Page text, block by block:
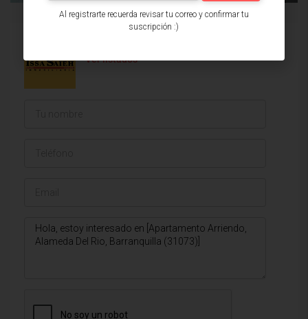
Ver listados
Al registrarte recuerda revisar tu correo y confirmar tu
suscripción :)